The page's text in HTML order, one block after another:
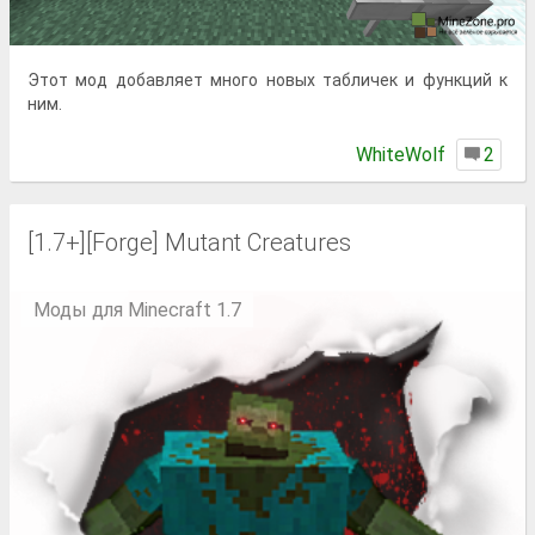
Этот мод добавляет много новых табличек и функций к
ним.
WhiteWolf 2
[1.7+][Forge] Mutant Creatures
Моды для Minecraft 1.7